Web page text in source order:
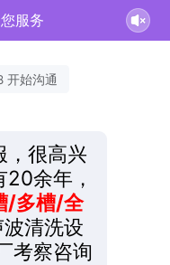
服务
开始沟通
，很高兴
余年，
/多槽/全
清洗设
考察咨询